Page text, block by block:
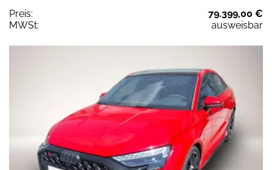
Preis:
79.399,00 €
MWSt:
ausweisbar